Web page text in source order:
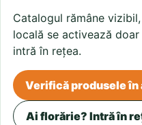
Catalogul rămâne
locală se activează
intră în rețea.
Verifică produsele în
Ai florărie? Intră în